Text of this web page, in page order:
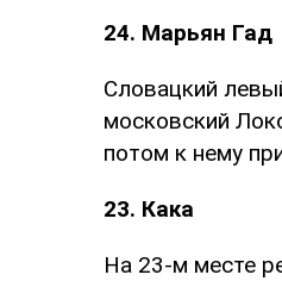
24. Марьян Гад
Словацкий
московский
потом к нему
23. Кака
На 23-м месте